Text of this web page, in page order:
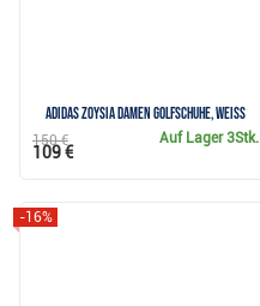
Adidas Zoysia Damen Golfschuhe, weiss
Auf Lager3Stk.
150 €
109 €
-16%